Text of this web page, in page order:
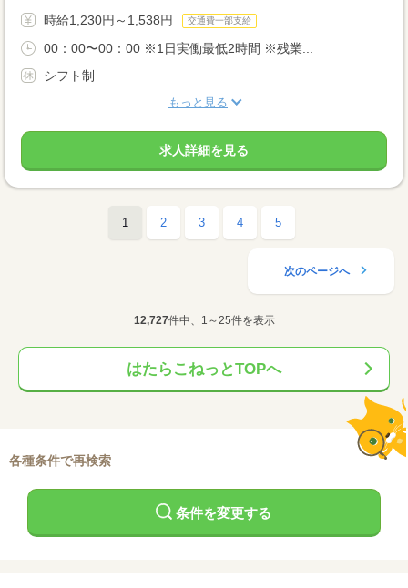
時給1,230円～1,538円 交通費一部支給
00：00〜00：00 ※1日実働最低2時間 ※残業...
シフト制
もっと見る
求人詳細を見る
1 2 3 4 5
次のページへ
12,727件中、1～25件を表示
はたらこねっとTOPへ
各種条件で再検索
条件を変更する